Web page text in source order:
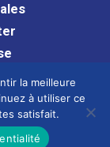
Général
la meilleure
à utiliser ce
satisfait.